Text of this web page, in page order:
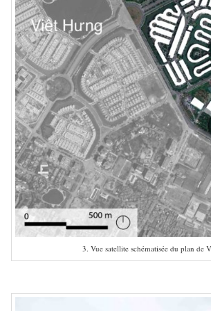
3. Vue satellite schématisée du plan